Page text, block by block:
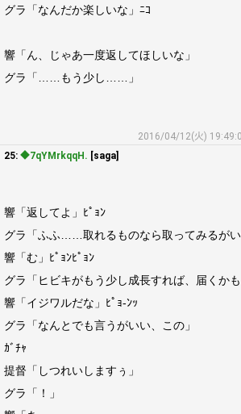
グラ「なんだか楽しいな」ﾆｺ
響「ん、じゃあ一度返してほしいな」
グラ「……もう少し……」
2016/04/12(火)
25: ◆7qYMrkqqH. [saga]
響「返してよ」ﾋﾟｮﾝ
グラ「ふふ……取れるものなら取ってみるがい
響「む」ﾋﾟｮﾝﾋﾟｮﾝ
グラ「ヒビキがもう少し成長すれば、届くか
響「イジワルだな」ﾋﾟｮ-ﾝｯ
グラ「なんとでも言うがいい、この」
ｶﾞﾁｬ
提督「しつれいしますぅ」
グラ「！」